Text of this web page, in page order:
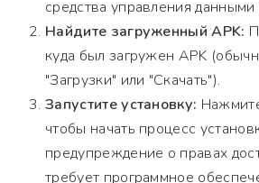
средства управления данными
Найдите загруженный APK:
куда был загружен APK
"Загрузки" или "Скачать").
Запустите установку:
чтобы начать процесс
предупреждение о правах
требует программное